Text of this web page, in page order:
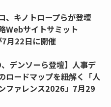
、キノトロープらが登壇
Webサイトサミット
月22日に開催
、デンソーら登壇】人事デ
ロードマップを紐解く「人
ファレンス2026」7月29